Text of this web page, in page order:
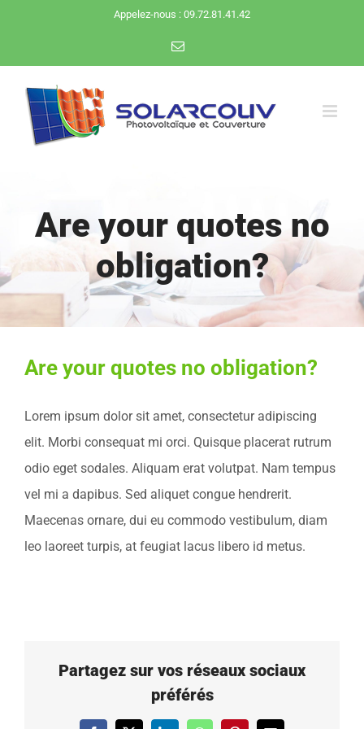
contenu
Appelez-nous : 09.72.81.41.42
Email
Are your quotes no
obligation?
Are your quotes no obligation?
Lorem ipsum dolor sit amet, consectetur adipiscing
elit. Morbi consequat mi orci. Quisque placerat rutrum
odio eget sodales. Aliquam erat volutpat. Nam tempus
vel mi a dapibus. Sed aliquet congue hendrerit.
Maecenas ornare, dui eu commodo vestibulum, diam
leo laoreet turpis, at feugiat lacus libero id metus.
Partagez sur vos réseaux sociaux
préférés